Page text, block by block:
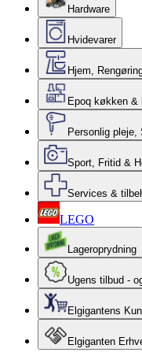
Hardware
Hvidevarer
Hjem,
Epoq køkken &
Personlig
Sport, Fritid &
Services &
LEGO
Lageroprydning
Ugens tilbud -
Elgigantens
Elgiganten